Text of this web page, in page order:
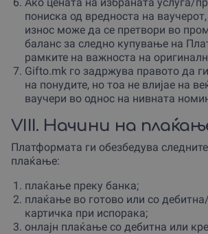
пониска од вредноста на
износ може да се претвори во
баланс за следно купување на
рамките на важноста на
Gifto.mk го задржува правото да
на понудите, но тоа не влијае на
ваучери во однос на нивната
VIII. Начини на
Платформата ги обезбедува
плаќање:
плаќање преку банка;
плаќање во готово или со
картичка при испорака;
онлајн плаќање со дебитна или